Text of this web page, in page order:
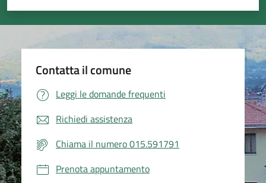
Valuta 5 stelle su 5
Valuta 4 stelle su 5
Valuta 3 stelle su 5
Valuta 2 stelle su 5
Valuta 1 stelle su 5
Contatta il comune
Leggi le domande frequenti
Richiedi assistenza
Chiama il numero 015.591791
Prenota appuntamento